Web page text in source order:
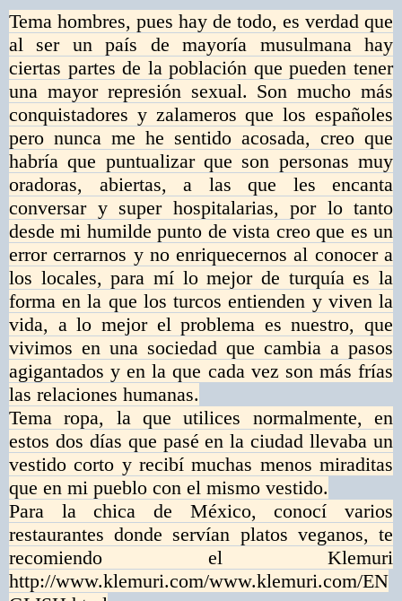
Tema hombres, pues hay de todo, es verdad que
al ser un país de mayoría musulmana hay
ciertas partes de la población que pueden tener
una mayor represión sexual. Son mucho más
conquistadores y zalameros que los españoles
pero nunca me he sentido acosada, creo que
habría que puntualizar que son personas muy
oradoras, abiertas, a las que les encanta
conversar y super hospitalarias, por lo tanto
desde mi humilde punto de vista creo que es un
error cerrarnos y no enriquecernos al conocer a
los locales, para mí lo mejor de turquía es la
forma en la que los turcos entienden y viven la
vida, a lo mejor el problema es nuestro, que
vivimos en una sociedad que cambia a pasos
agigantados y en la que cada vez son más frías
las relaciones humanas.
Tema ropa, la que utilices normalmente, en
estos dos días que pasé en la ciudad llevaba un
vestido corto y recibí muchas menos miraditas
que en mi pueblo con el mismo vestido.
Para la chica de México, conocí varios
restaurantes donde servían platos veganos, te
recomiendo el Klemuri
http://www.klemuri.com/www.klemuri.com/EN